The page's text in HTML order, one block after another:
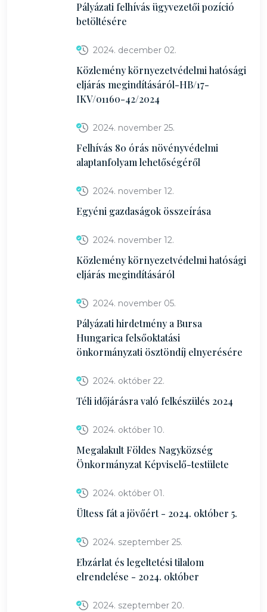
Pályázati felhívás ügyvezetői pozíció
betöltésére
2024. december 02.
Közlemény környezetvédelmi hatósági
eljárás megindításáról-HB/17-
IKV/01160-42/2024
2024. november 25.
Felhívás 80 órás növényvédelmi
alaptanfolyam lehetőségéről
2024. november 12.
Egyéni gazdaságok összeírása
2024. november 12.
Közlemény környezetvédelmi hatósági
eljárás megindításáról
2024. november 05.
Pályázati hirdetmény a Bursa
Hungarica felsőoktatási
önkormányzati ösztöndíj elnyerésére
2024. október 22.
Téli időjárásra való felkészülés 2024
2024. október 10.
Megalakult Földes Nagyközség
Önkormányzat Képviselő-testülete
2024. október 01.
Ültess fát a jövőért - 2024. október 5.
2024. szeptember 25.
Ebzárlat és legeltetési tilalom
elrendelése - 2024. október
2024. szeptember 20.